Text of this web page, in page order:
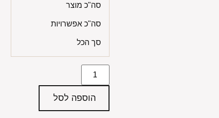
סה"כ מוצר
סה"כ אפשרויות
סך הכל
הוספה לסל